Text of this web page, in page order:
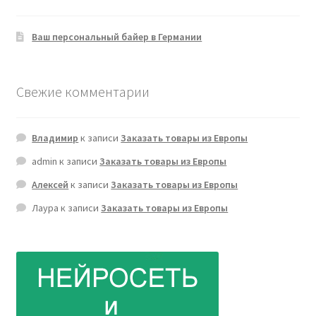
Ваш персональный байер в Германии
Свежие комментарии
Владимир к записиЗаказать товары из Европы
admin к записиЗаказать товары из Европы
Алексей к записиЗаказать товары из Европы
Лаура к записиЗаказать товары из Европы